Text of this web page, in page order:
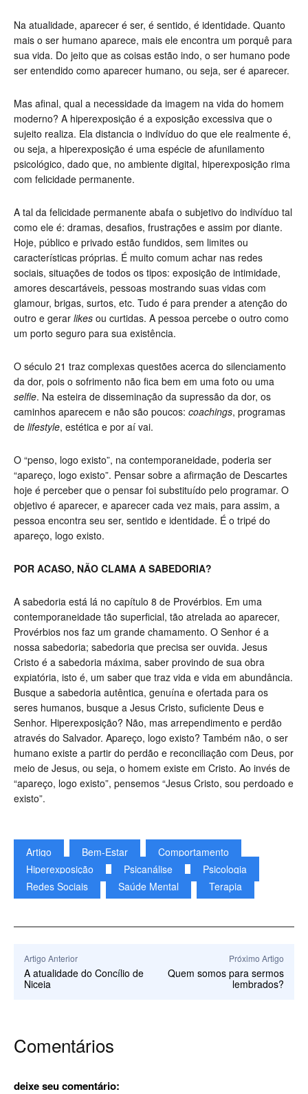
Na atualidade, aparecer é ser, é sentido, é identidade. Quanto
mais o ser humano aparece, mais ele encontra um porquê para
sua vida. Do jeito que as coisas estão indo, o ser humano pode
ser entendido como aparecer humano, ou seja, ser é aparecer.
Mas afinal, qual a necessidade da imagem na vida do homem
moderno? A hiperexposição é a exposição excessiva que o
sujeito realiza. Ela distancia o indivíduo do que ele realmente é,
ou seja, a hiperexposição é uma espécie de afunilamento
psicológico, dado que, no ambiente digital, hiperexposição rima
com felicidade permanente.
A tal da felicidade permanente abafa o subjetivo do indivíduo tal
como ele é: dramas, desafios, frustrações e assim por diante.
Hoje, público e privado estão fundidos, sem limites ou
características próprias. É muito comum achar nas redes
sociais, situações de todos os tipos: exposição de intimidade,
amores descartáveis, pessoas mostrando suas vidas com
glamour, brigas, surtos, etc. Tudo é para prender a atenção do
outro e gerar likes ou curtidas. A pessoa percebe o outro como
um porto seguro para sua existência.
O século 21 traz complexas questões acerca do silenciamento
da dor, pois o sofrimento não fica bem em uma foto ou uma
selfie. Na esteira de disseminação da supressão da dor, os
caminhos aparecem e não são poucos: coachings, programas
de lifestyle, estética e por aí vai.
O “penso, logo existo”, na contemporaneidade, poderia ser
“apareço, logo existo”. Pensar sobre a afirmação de Descartes
hoje é perceber que o pensar foi substituído pelo programar. O
objetivo é aparecer, e aparecer cada vez mais, para assim, a
pessoa encontra seu ser, sentido e identidade. É o tripé do
apareço, logo existo.
POR ACASO, NÃO CLAMA A SABEDORIA?
A sabedoria está lá no capítulo 8 de Provérbios. Em uma
contemporaneidade tão superficial, tão atrelada ao aparecer,
Provérbios nos faz um grande chamamento. O Senhor é a
nossa sabedoria; sabedoria que precisa ser ouvida. Jesus
Cristo é a sabedoria máxima, saber provindo de sua obra
expiatória, isto é, um saber que traz vida e vida em abundância.
Busque a sabedoria autêntica, genuína e ofertada para os
seres humanos, busque a Jesus Cristo, suficiente Deus e
Senhor. Hiperexposição? Não, mas arrependimento e perdão
através do Salvador. Apareço, logo existo? Também não, o ser
humano existe a partir do perdão e reconciliação com Deus, por
meio de Jesus, ou seja, o homem existe em Cristo. Ao invés de
“apareço, logo existo”, pensemos “Jesus Cristo, sou perdoado e
existo”.
Artigo Bem-Estar
Comportamento
Hiperexposição
Psicanálise
Psicologia
Redes Sociais
Saúde Mental Terapia
Artigo Anterior
A atualidade do Concílio de
Niceia
Próximo Artigo
Quem somos para sermos
lembrados?
Comentários
deixe seu comentário: